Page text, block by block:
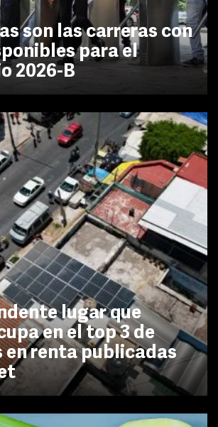
son las carreras con
para el
2026-B
lugar que
en el top 3 de
en renta publicadas